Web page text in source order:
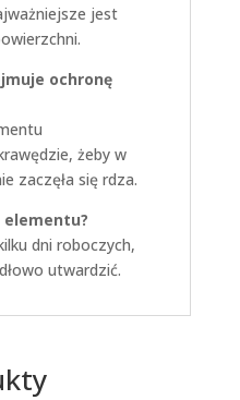
jest
ochronę
żeby w
zaczęła się rdza.
dni roboczych,
utwardzić.